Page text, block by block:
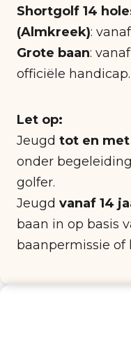
Shortgolf 14
(Almkreek): vanaf
Grote baan: vanaf
officiële handicap.
Let op:
Jeugd tot en met
onder
golfer.
Jeugd vanaf 14
baan in op basis
baanpermissie of